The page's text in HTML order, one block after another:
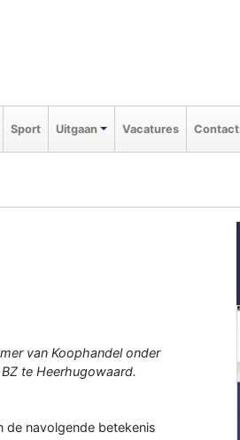
Sport Uitgaan Vacatures Contact
van Koophandel onder
te Heerhugowaard.
de navolgende betekenis